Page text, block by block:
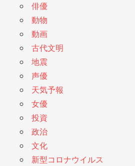
俳優
動物
動画
古代文明
地震
声優
天気予報
女優
投資
政治
文化
新型コロナウイルス